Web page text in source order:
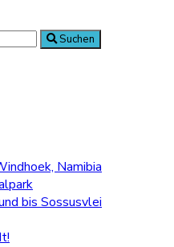
Suchen
Namibia
bis Sossusvlei